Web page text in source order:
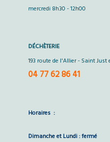
mercredi 8h30 - 12h00
DÉCHÈTERIE
193 route de l'Allier - Saint Just
04 77 62 86 41
Horaires :
Dimanche et Lundi : fermé